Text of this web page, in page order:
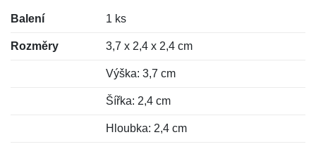
Balení 1 ks
Rozměry 3,7 x 2,4 x 2,4 cm
Výška: 3,7 cm
Šířka: 2,4 cm
Hloubka: 2,4 cm